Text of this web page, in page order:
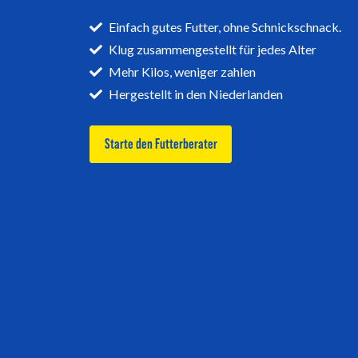
Einfach gutes Futter, ohne Schnickschnack.
Klug zusammengestellt für jedes Alter
Mehr Kilos, weniger zahlen
Hergestellt in den Niederlanden
Starte den Futterberater